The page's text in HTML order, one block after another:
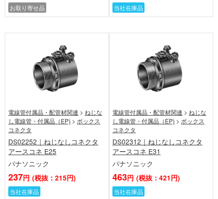
お取り寄せ品 当社在庫品
電線管付属品・配管材関連 > ねじな
し電線管・付属品（EP) > ボックス
コネクタ
DS02252｜ねじなしコネクタ
アースコネ E25
パナソニック
237円 (税抜：215円)
当社在庫品
電線管付属品・配管材関連 > ねじな
し電線管・付属品（EP) > ボックス
コネクタ
DS02312｜ねじなしコネクタ
アースコネ E31
パナソニック
463円 (税抜：421円)
当社在庫品